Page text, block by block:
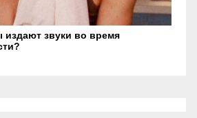
звуки во время